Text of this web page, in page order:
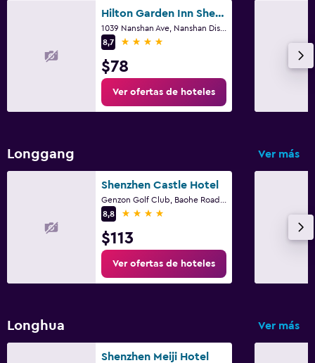
Hilton Garden Inn Shenzhen Nanshan Avenue
8,7
4 estrellas
$78
Ver ofertas de hoteles
Longgang Ver más
Shenzhen Castle Hotel
8,8
4 estrellas
$113
Ver ofertas de hoteles
Longhua Ver más
Shenzhen Meiji Hotel